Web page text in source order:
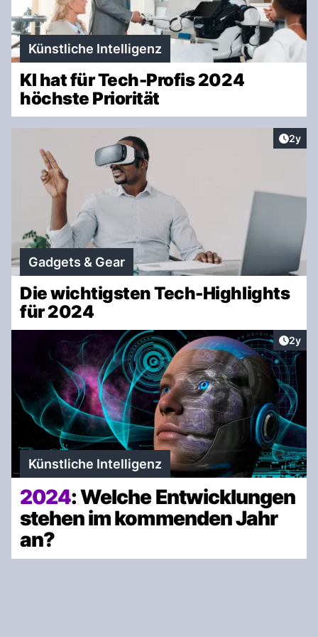
Künstliche Intelligenz
KI hat für Tech-Profis 2024
höchste Priorität
2y
Gadgets & Gear
Die wichtigsten Tech-Highlights
für 2024
2y
Künstliche Intelligenz
2024: Welche Entwicklungen
stehen im kommenden Jahr
an?